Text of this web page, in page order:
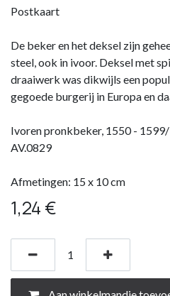
Postkaart
De beker en het deksel zijn
steel, ook in ivoor. Deksel met
draaiwerk was dikwijls een
gegoede burgerij in Europa en
Ivoren pronkbeker, 1550 -
AV.0829
Afmetingen: 15 x 10 cm
1,24 €